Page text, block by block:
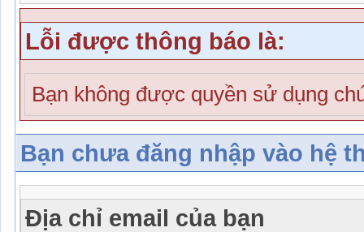
Lỗi được thông báo là:
Bạn không được quyền sử dụng
Bạn chưa đăng nhập vào hệ
Địa chỉ email của bạn